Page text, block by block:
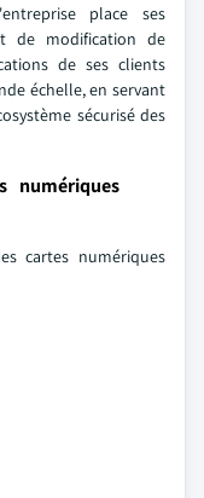
place ses
de modification de
de ses clients
échelle, en servant
sécurisé des
numériques
cartes numériques